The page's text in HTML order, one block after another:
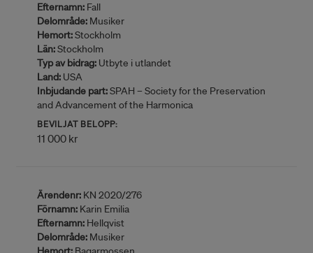
Efternamn: Fall
Delområde: Musiker
Hemort:Stockholm
Län:Stockholm
Typ av bidrag: Utbyte i utlandet
Land: USA
Inbjudande part:SPAH – Society for the Preservation
and Advancement of the Harmonica
BEVILJAT BELOPP:
11 000 kr
Ärendenr: KN 2020/276
Förnamn: Karin Emilia
Efternamn: Hellqvist
Delområde: Musiker